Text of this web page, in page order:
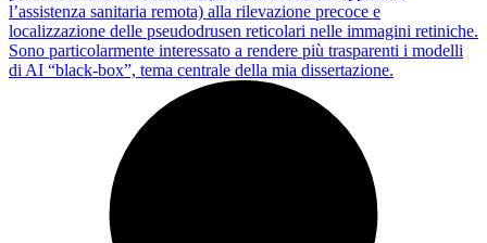
l’assistenza sanitaria remota) alla rilevazione precoce e
localizzazione delle pseudodrusen reticolari nelle immagini retiniche.
Sono particolarmente interessato a rendere più trasparenti i modelli
di AI “black‑box”, tema centrale della mia dissertazione.